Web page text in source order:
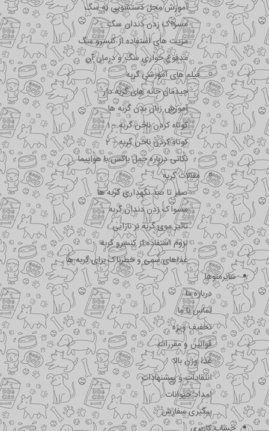
آموزش محل دستشویی به سگ
مسواک زدن دندان سگ
مزیت های استفاده از کنسرو سگ
مدفوع خواری سگ و درمان آن
فیلم های آموزشی گربه
چیدمان خانه های گربه دار
آموزش زبان بدن گربه ها
کوتاه کردن ناخن گربه – 1
کوتاه کردن ناخن گربه – 2
نکاتی درباره جمل باکس با هواپیما
مقالات گربه
صفر تا صد نگهداری گربه ها
مسواک زدن دندان گربه
تاثیر موی گربه بر نازایی
لزوم استفاده از کنسرو گربه
غذاهای سمی و خطرناک برای گربه ها
سایرمنوها
درباره ما
تماس با ما
تخفیف ویژه
قوانین و مقررات
غذا وزن بالا
انتقادات و پیشنهادات
امداد حیوانات
پیگیری سفارش